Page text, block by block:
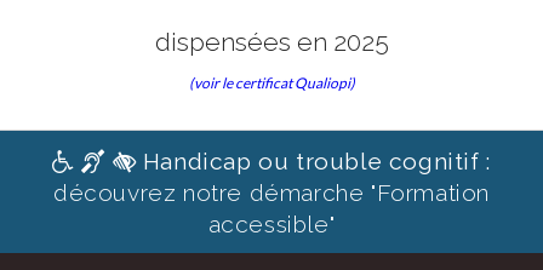
dispensées en 2025
(voir le certificat Qualiopi)
Handicap ou trouble cognitif :
découvrez notre démarche "Formation
accessible"